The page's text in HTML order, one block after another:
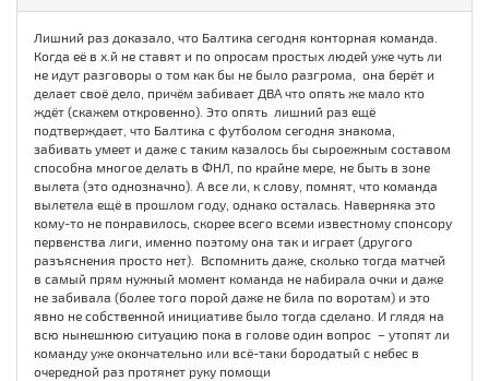
Лишний раз доказало, что Балтика сегодня конторная команда.
Когда её в х.й не ставят и по опросам простых людей уже чуть ли
не идут разговоры о том как бы не было разгрома, она берёт и
делает своё дело, причём забивает ДВА что опять же мало кто
ждёт (скажем откровенно). Это опять лишний раз ещё
подтверждает, что Балтика с футболом сегодня знакома,
забивать умеет и даже с таким казалось бы сыроежным составом
способна многое делать в ФНЛ, по крайне мере, не быть в зоне
вылета (это однозначно). А все ли, к слову, помнят, что команда
вылетела ещё в прошлом году, однако осталась. Наверняка это
кому-то не понравилось, скорее всего всеми известному спонсору
первенства лиги, именно поэтому она так и играет (другого
разъяснения просто нет). Вспомнить даже, сколько тогда матчей
в самый прям нужный момент команда не набирала очки и даже
не забивала (более того порой даже не била по воротам) и это
явно не собственной инициативе было тогда сделано. И глядя на
всю нынешнюю ситуацию пока в голове один вопрос – утопят ли
команду уже окончательно или всё-таки бородатый с небес в
очередной раз протянет руку помощи